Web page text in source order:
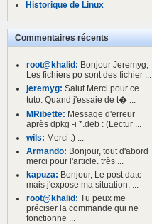
Historique de Linux
Commentaires récents
root@khalid: Bonjour Jeremyg,
Les fichiers po sont des fichier ...
jeremyg: Salut Merci pour ce
tuto. Quand j'essaie de t� ...
MRibette: Message d'erreur
après dpkg -i *.deb : (Lectur ...
wils: Merci :) ...
Armando: Bonjour, tout d'abord
merci pour l'article. très ...
kapuza: Bonjour, Le post date
mais j'expose ma situation; ...
root@khalid: Tu peux me
préciser la commande qui ne
fonctionne ...